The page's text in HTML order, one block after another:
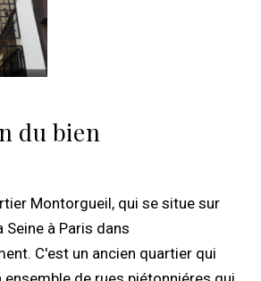
du bien
Montorgueil, qui se situe sur
à Paris dans
C'est un ancien quartier qui